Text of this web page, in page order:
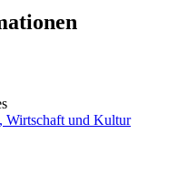
Wirtschaft und Kultur